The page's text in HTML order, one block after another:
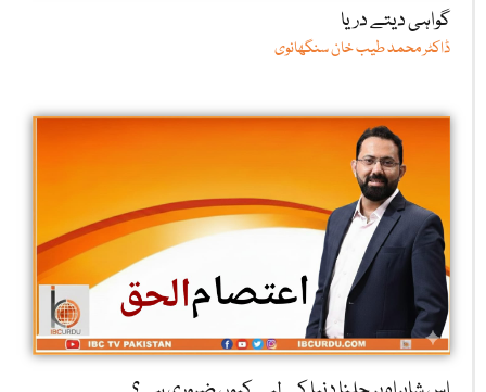
گواہی دیتے دریا
ڈاکٹر محمد طیب خان سنگھانوی